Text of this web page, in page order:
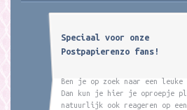
Speciaal voor onze
Postpapierenzo fans!
Ben je op zoek naar een leuke
Dan kun je hier je oproepje
natuurlijk ook reageren op